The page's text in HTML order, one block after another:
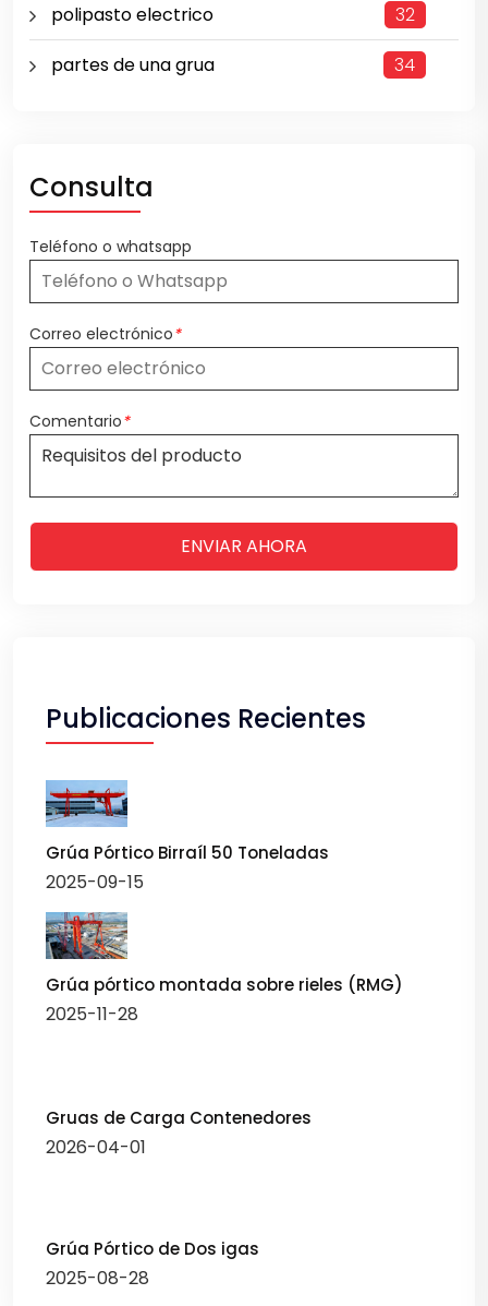
polipasto electrico
32
partes de una grua
34
Consulta
Teléfono o whatsapp
Correo electrónico*
Comentario*
ENVIAR AHORA
Publicaciones Recientes
Grúa Pórtico Birraíl 50 Toneladas
2025-09-15
Grúa pórtico montada sobre rieles (RMG)
2025-11-28
Gruas de Carga Contenedores
2026-04-01
Grúa Pórtico de Dos igas
2025-08-28